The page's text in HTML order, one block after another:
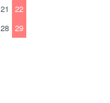
21
22
28 29